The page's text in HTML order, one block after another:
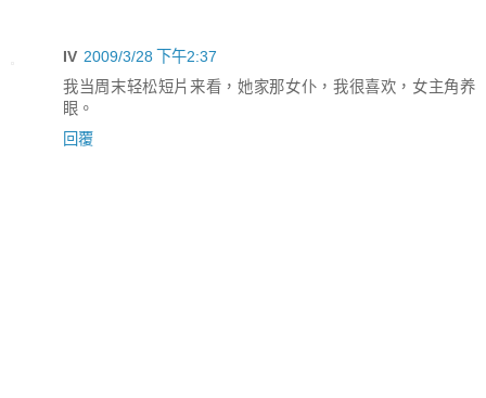
IV 2009/3/28 下午2:37
我当周末轻松短片来看，她家那女仆，我很喜欢，女主角养
眼。
回覆